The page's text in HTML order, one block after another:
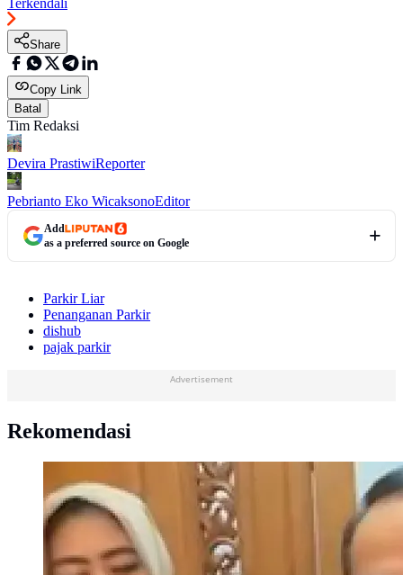
Terkendali
Share
Copy Link
Batal
Tim Redaksi
Devira PrastiwiReporter
Pebrianto Eko WicaksonoEditor
Add
as a preferred source on Google
Parkir Liar
Penanganan Parkir
dishub
pajak parkir
Advertisement
Rekomendasi